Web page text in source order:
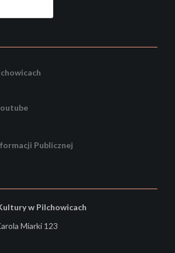
Publicznej
w Pilchowicach
Miarki 123